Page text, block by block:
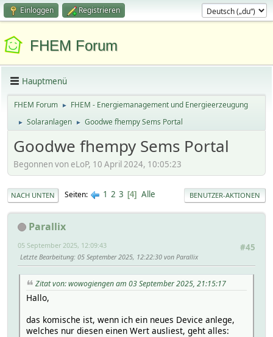
Einloggen Registrieren
FHEM Forum
Hauptmenü
FHEM Forum ► FHEM - Energiemanagement und Energieerzeugung
► Solaranlagen ► Goodwe fhempy Sems Portal
Goodwe fhempy Sems Portal
Begonnen von eLoP, 10 April 2024, 10:05:23
NACH UNTEN Seiten 1 2 3 4 Alle BENUTZER-AKTIONEN
Parallix
#45
05 September 2025, 12:09:43
Letzte Bearbeitung: 05 September 2025, 12:22:30 von Parallix
Zitat von: wowogiengen am 03 September 2025, 21:15:17
Hallo,
das komische ist, wenn ich ein neues Device anlege,
welches nur diesen einen Wert ausliest, geht alles: